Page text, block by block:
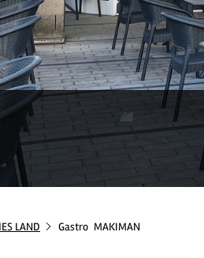
LAND Gastro MAKIMAN